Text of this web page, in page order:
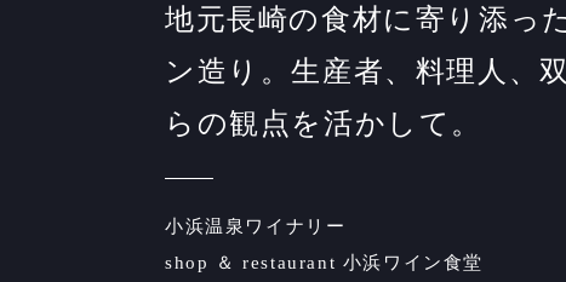
地元長崎の食材に寄り添っ
ン造り。生産者、料理人、
らの観点を活かして。
小浜温泉ワイナリー
shop ＆ restaurant 小浜ワイン食堂